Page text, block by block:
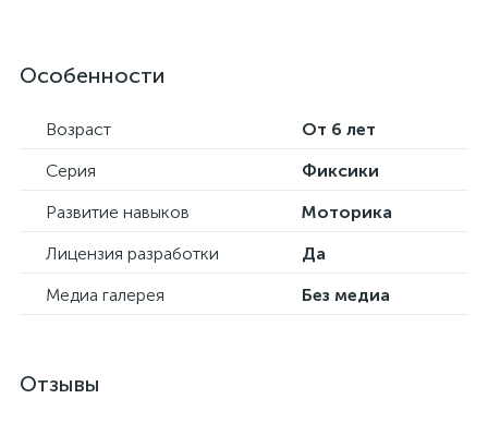
Особенности
Возраст
От 6 лет
Серия
Фиксики
Развитие навыков
Моторика
Лицензия разработки
Да
Медиа галерея
Без медиа
Отзывы